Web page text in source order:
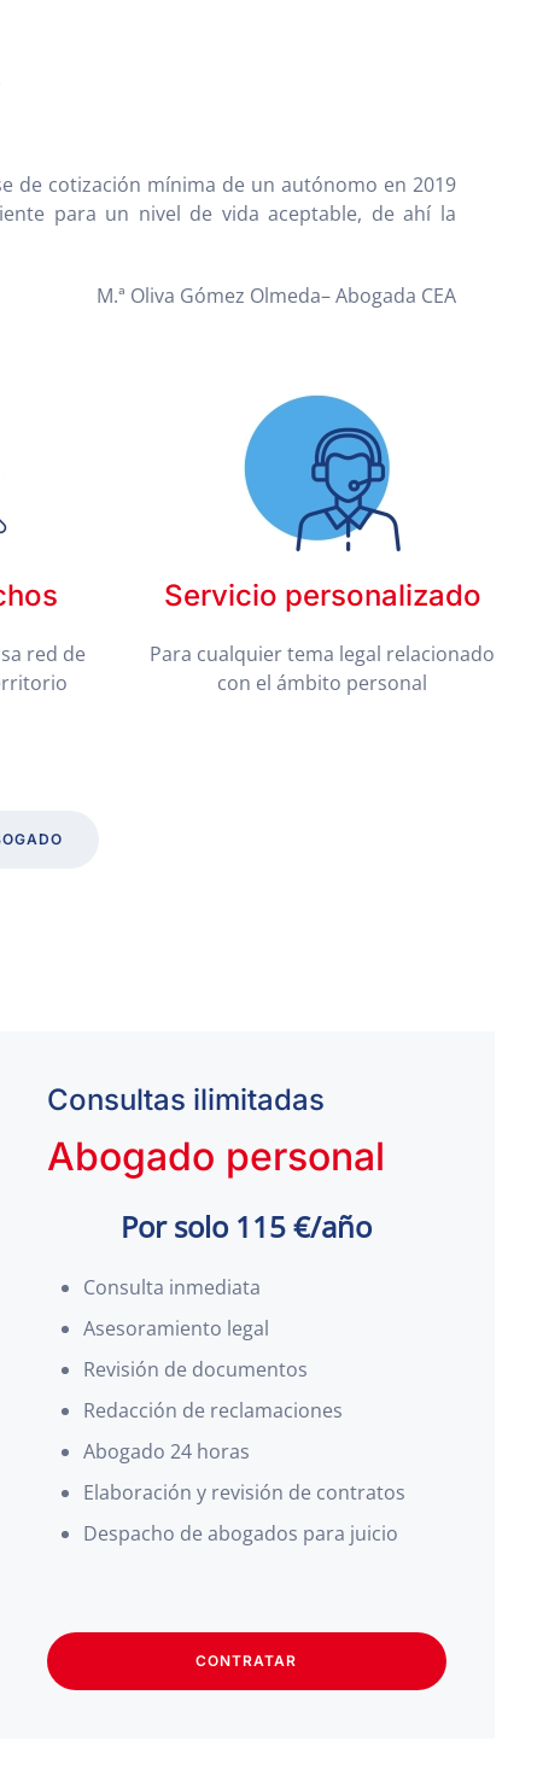
de cotización mínima de un autónomo en 2019
para un nivel de vida aceptable, de ahí la
M.ª Oliva Gómez Olmeda– Abogada CEA
red de
Servicio personalizado
Para cualquier tema legal relacionado
con el ámbito personal
Consultas ilimitadas
Abogado personal
Por solo 115 €/año
Consulta inmediata
Asesoramiento legal
Revisión de documentos
Redacción de reclamaciones
Abogado 24 horas
Elaboración y revisión de contratos
Despacho de abogados para juicio
CONTRATAR